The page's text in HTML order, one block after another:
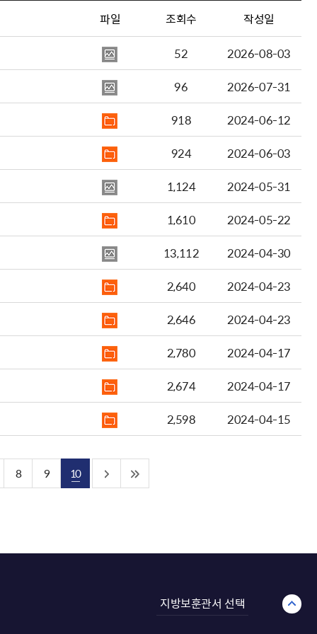
파일 조회수 작성일
52
2026-08-03
96
2026-07-31
918
2024-06-12
924
2024-06-03
1,124
2024-05-31
1,610
2024-05-22
13,112
2024-04-30
2,640
2024-04-23
2,646
2024-04-23
2,780
2024-04-17
2,674
2024-04-17
2,598
2024-04-15
8 9 10
지방보훈관서 선택